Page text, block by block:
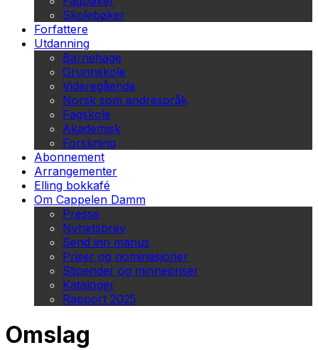
Skolebøker
Forfattere
Utdanning
Barnehage
Grunnskole
Videregående
Norsk som andrespråk
Fagskole
Akademisk
Forskning
Abonnement
Arrangementer
Elling bokkafé
Om Cappelen Damm
Presse
Nyhetsbrev
Send inn manus
Priser og nominasjoner
Stipender og minnepriser
Kataloger
Rapport 2025
Omslag